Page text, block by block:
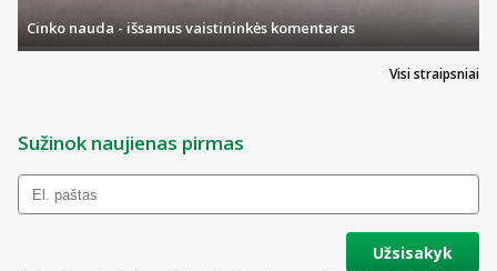
Visi straipsniai
Cinko nauda - išsamus vaistininkės komentaras
Sužinok naujienas pirmas
Užsisakyk